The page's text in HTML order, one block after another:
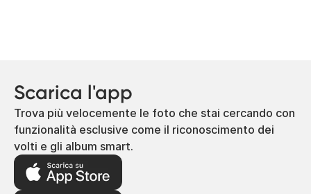
Scarica l'app
Trova più velocemente le foto che stai cercando con
funzionalità esclusive come il riconoscimento dei
volti e gli album smart.